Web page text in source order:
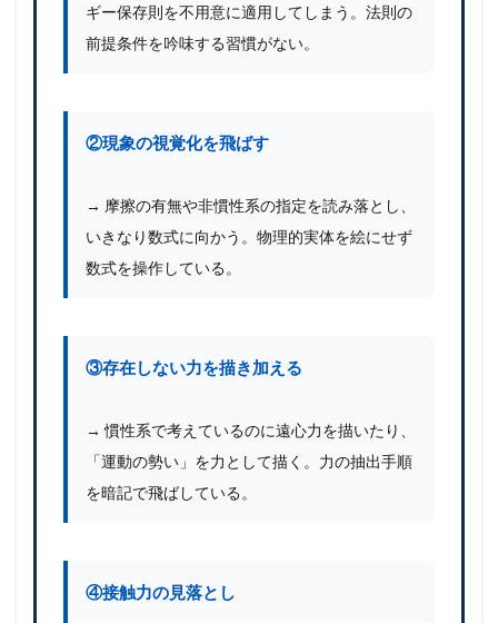
ギー保存則を不用意に適用してしまう。法則の
前提条件を吟味する習慣がない。
②現象の視覚化を飛ばす
→ 摩擦の有無や非慣性系の指定を読み落とし、
いきなり数式に向かう。物理的実体を絵にせず
数式を操作している。
③存在しない力を描き加える
→ 慣性系で考えているのに遠心力を描いたり、
「運動の勢い」を力として描く。力の抽出手順
を暗記で飛ばしている。
④接触力の見落とし